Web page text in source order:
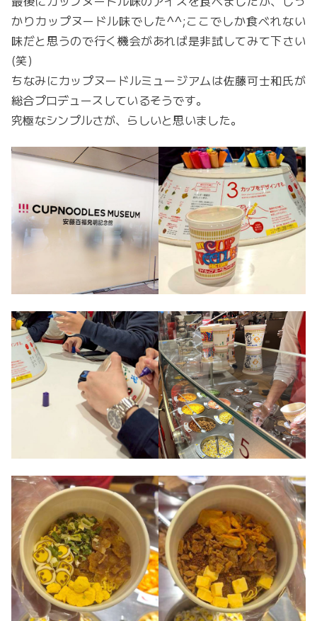
かりカップヌードル味でした^^;ここでしか食べれない
味だと思うので行く機会があれば是非試してみて下さい
(笑)
ちなみにカップヌードルミュージアムは佐藤可士和氏が
総合プロデュースしているそうです。
究極なシンプルさが、らしいと思いました。